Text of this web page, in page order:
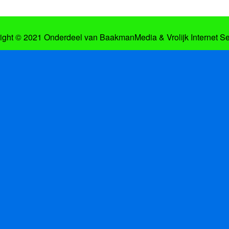
© 2021 Onderdeel van BaakmanMedia& Vrolijk Internet